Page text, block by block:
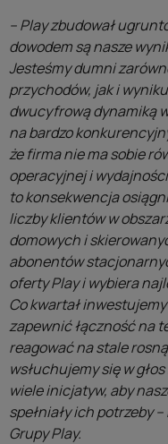
– Play zbudował
dowodem są nasze
Jesteśmy dumni
przychodów, jak i
dwucyfrową dynamiką
na bardzo
że firma nie ma sobie
operacyjnej i
to konsekwencja
liczby klientów w
domowych i
abonentów
oferty Play i wybiera
Co kwartał
zapewnić łączność na
reagować na stale
wsłuchujemy się w
wiele inicjatyw, aby
spełniały ich potrzeby
Grupy Play.